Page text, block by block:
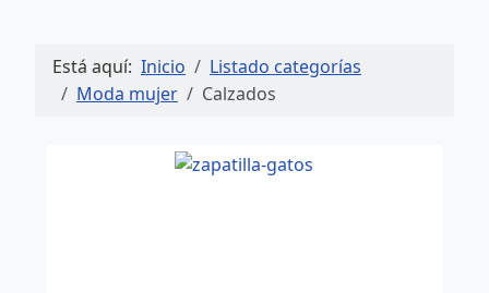
Está aquí: Inicio
Listado categorías
Moda mujer
Calzados